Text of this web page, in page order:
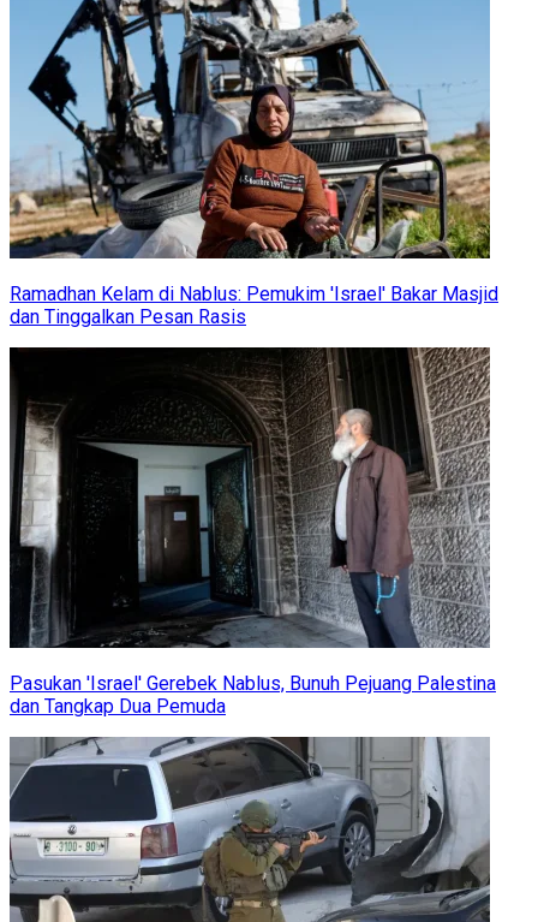
Ramadhan Kelam di Nablus: Pemukim 'Israel' Bakar Masjid
dan Tinggalkan Pesan Rasis
Pasukan 'Israel' Gerebek Nablus, Bunuh Pejuang Palestina
dan Tangkap Dua Pemuda